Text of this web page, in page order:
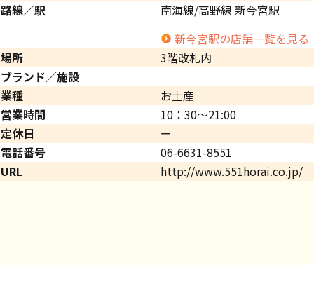
路線／駅
南海線/高野線 新今宮駅
新今宮駅の店舗一覧を見る
場所
3階改札内
ブランド／施設
業種
お土産
営業時間
10：30～21:00
定休日
ー
電話番号
06-6631-8551
URL
http://www.551horai.co.jp/